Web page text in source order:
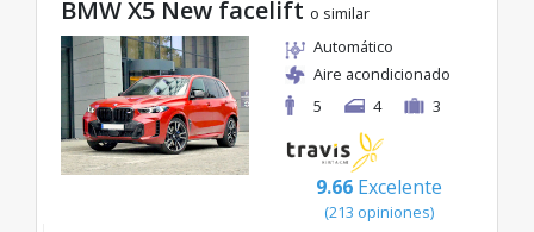
el modelo ideal de la categoría seleccionada, con
tarifas excelentes desde solo 26€/día.
BMW X5 New facelift o similar
Automático
Aire acondicionado
5
4 3
9.66 Excelente
(213 opiniones)